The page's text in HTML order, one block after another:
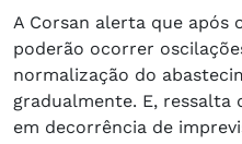
A Corsan alerta que após
poderão ocorrer
normalização do
gradualmente. E, ressalta
em decorrência de